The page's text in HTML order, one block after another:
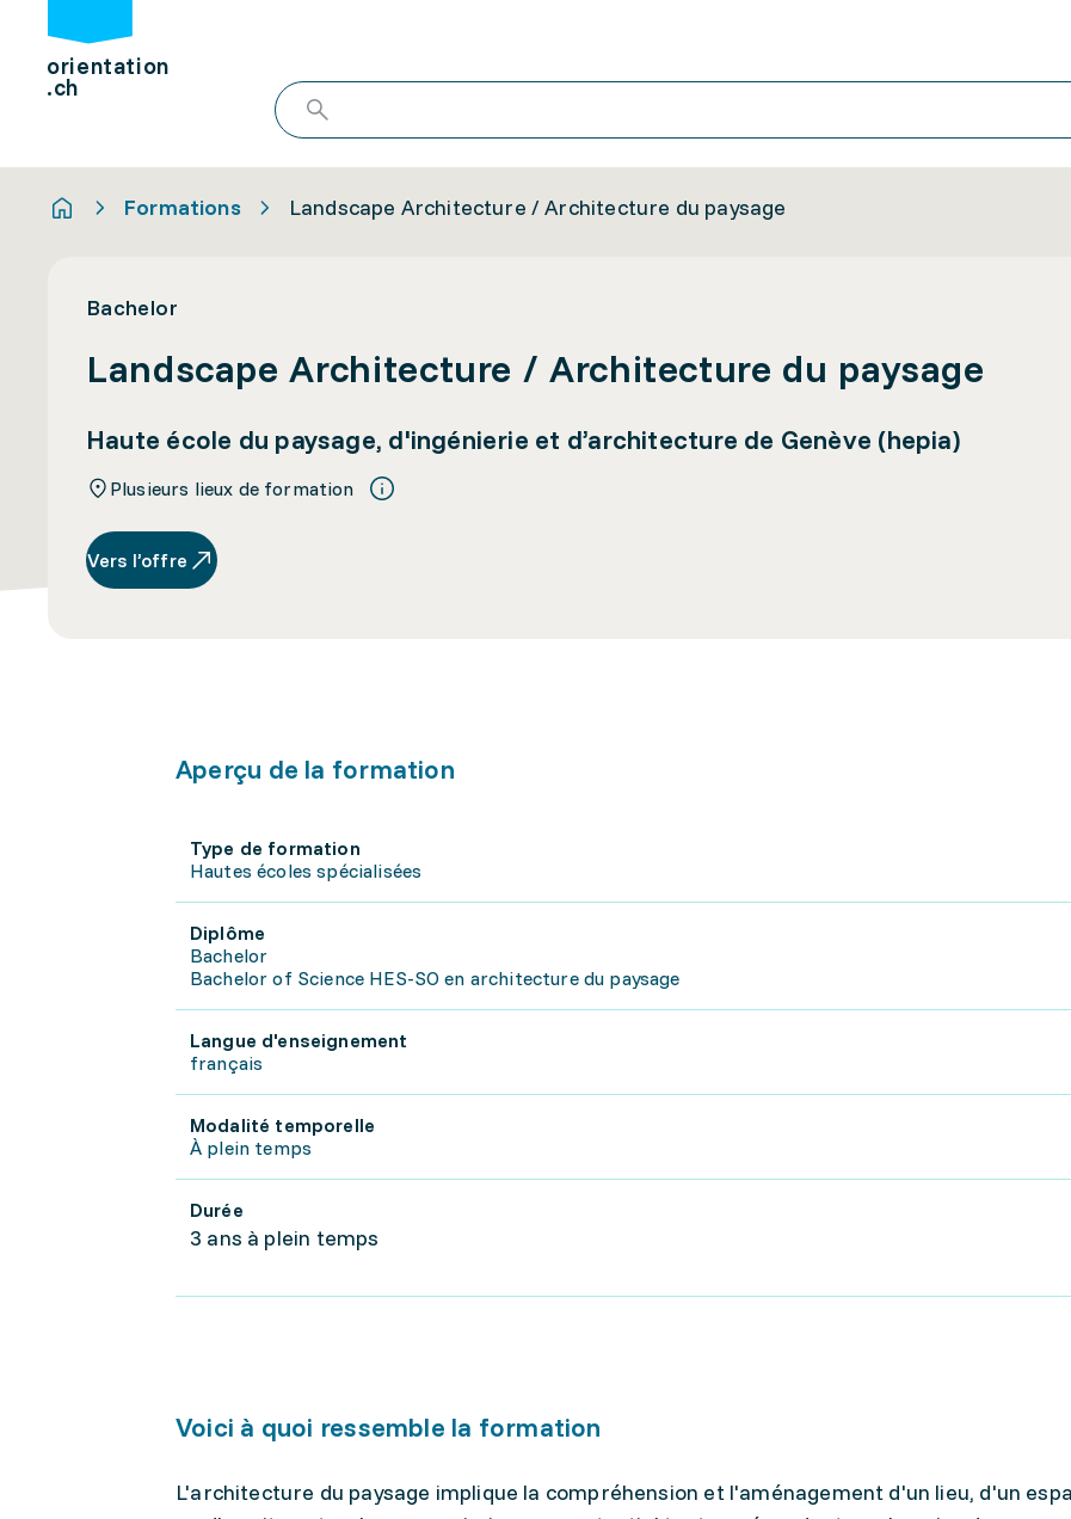
orientation
.ch
Formations Landscape Architecture / Architecture du paysage
Bachelor
Landscape Architecture / Architecture du paysage
Haute école du paysage, d'ingénierie et d’architecture de Genève (hepia)
Plusieurs lieux de formation
Vers l’offre
Aperçu de la formation
Type de formation
Hautes écoles spécialisées
Diplôme
Bachelor
Bachelor of Science HES-SO en architecture du paysage
Langue d'enseignement
français
Modalité temporelle
À plein temps
Durée
3 ans à plein temps
Voici à quoi ressemble la formation
L'architecture du paysage implique la compréhension et l'aménagement d'un lieu, d'un